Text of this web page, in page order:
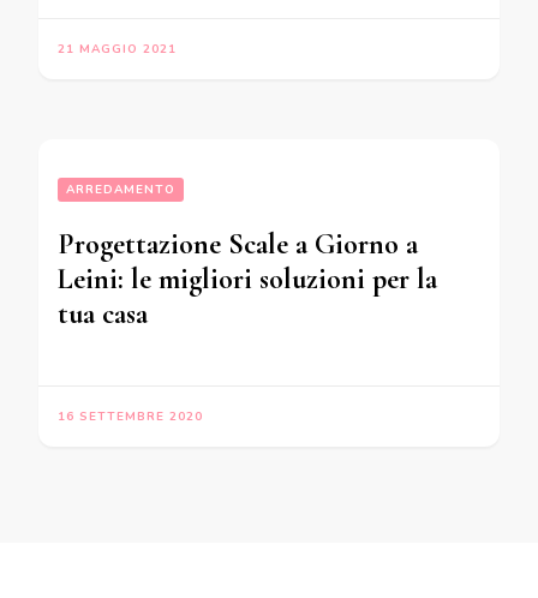
21 MAGGIO 2021
ARREDAMENTO
Progettazione Scale a Giorno a
Leini: le migliori soluzioni per la
tua casa
16 SETTEMBRE 2020